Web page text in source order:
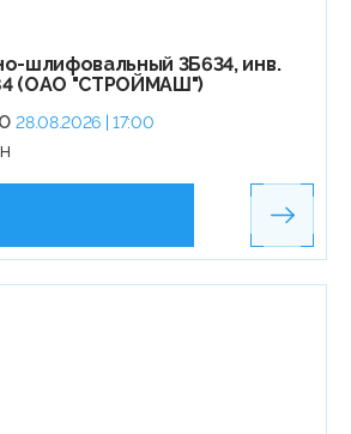
шлифовальный 3Б634, инв.
(ОАО "СТРОЙМАШ")
28.08.2026 | 17:00